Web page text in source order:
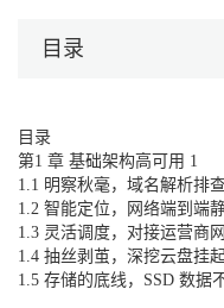
目录
目录
第1 章 基础架构高可用 1
1.1 明察秋毫，域名解析排
1.2 智能定位，网络端到端
1.3 灵活调度，对接运营商
1.4 抽丝剥茧，深挖云盘挂
1.5 存储的底线，SSD 数据